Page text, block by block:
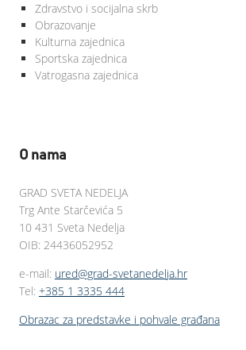
Zdravstvo i socijalna skrb
Obrazovanje
Kulturna zajednica
Sportska zajednica
Vatrogasna zajednica
O nama
GRAD SVETA NEDELJA
Trg Ante Starčevića 5
10 431 Sveta Nedelja
OIB: 24436052952
e-mail: ured@grad-svetanedelja.hr
Tel: +385 1 3335 444
Obrazac za predstavke i pohvale građana